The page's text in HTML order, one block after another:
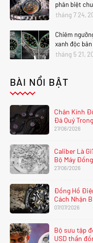
phân biệt
tháng 7 24,
Chiêm
xanh độc
tháng 5 21,
BÀI NỔI BẬT
Chân Kính
Đá Quý
27/06/2026
Caliber Là
Bộ Máy
27/06/2026
Đồng Hồ
Cách Nhận
07/07/2026
Bộ sưu tập
USD thần